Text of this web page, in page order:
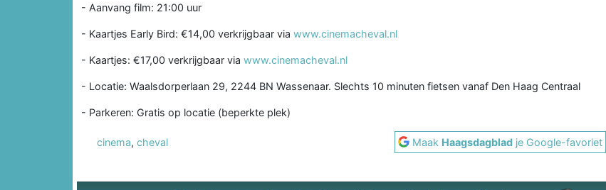
- Aanvang film: 21:00 uur
- Kaartjes Early Bird: €14,00 verkrijgbaar via www.cinemacheval.nl
- Kaartjes: €17,00 verkrijgbaar via www.cinemacheval.nl
- Locatie: Waalsdorperlaan 29, 2244 BN Wassenaar. Slechts 10 minuten fietsen vanaf Den Haag Centraal
- Parkeren: Gratis op locatie (beperkte plek)
cinema, cheval Maak Haagsdagblad je Google-favoriet